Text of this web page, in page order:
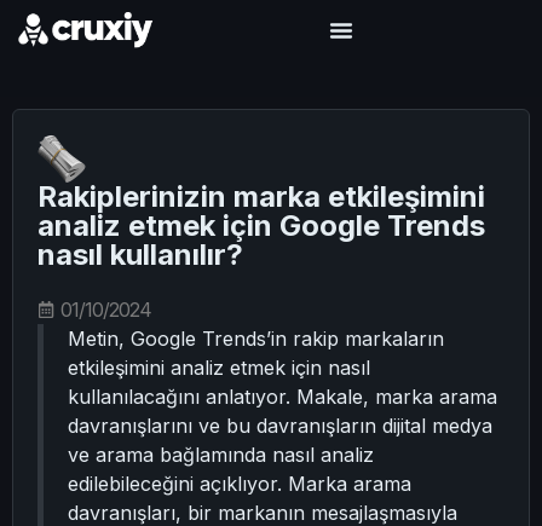
Rakiplerinizin marka etkileşimini
analiz etmek için Google Trends
nasıl kullanılır?
01/10/2024
Metin, Google Trends’in rakip markaların
etkileşimini analiz etmek için nasıl
kullanılacağını anlatıyor. Makale, marka arama
davranışlarını ve bu davranışların dijital medya
ve arama bağlamında nasıl analiz
edilebileceğini açıklıyor. Marka arama
davranışları, bir markanın mesajlaşmasıyla